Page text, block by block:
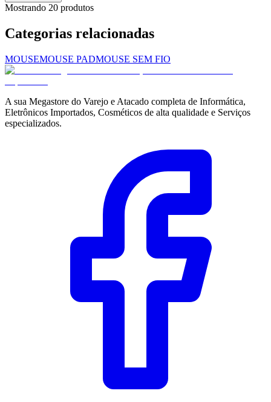
Mostrando 20 produtos
Categorias relacionadas
MOUSEMOUSE PADMOUSE SEM FIO
A sua Megastore do Varejo e Atacado completa de Informática,
Eletrônicos Importados, Cosméticos de alta qualidade e Serviços
especializados.